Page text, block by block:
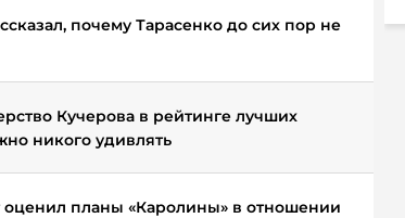
почему Тарасенко до сих пор не
Кучерова в рейтинге лучших
никого удивлять
оценил планы «Каролины» в отношении